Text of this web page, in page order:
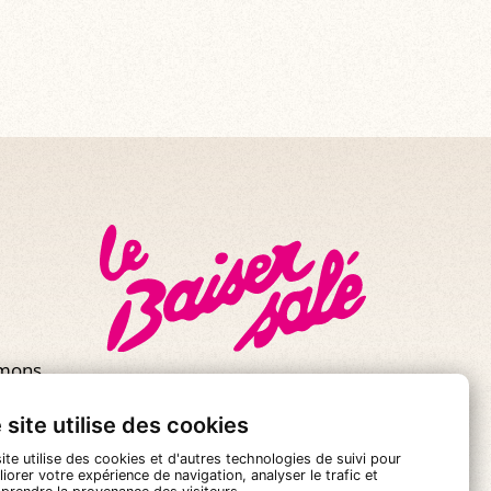
site utilise des cookies
utilise des cookies et d'autres technologies de suivi pour
votre expérience de navigation, analyser le trafic et